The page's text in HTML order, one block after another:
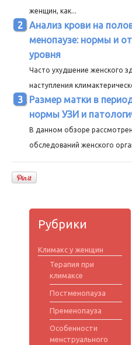
женщин, как...
Анализ крови на
менопаузе: нормы и
уровня
Часто ухудшение женского
наступления
Размер матки в
нормы УЗИ и
В данном обзоре
обследований женского
Рубрики
Климакс у женщин
Терапия при
климаксе
Постменопауза
Пременопауза
Особенности
менструального